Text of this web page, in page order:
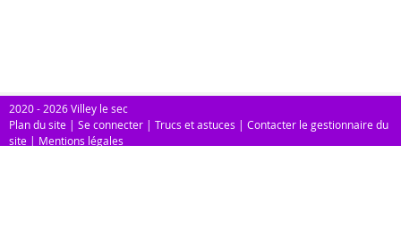
2020 - 2026 Villey le sec
Plan du site | Se connecter | Trucs et astuces | Contacter le gestionnaire du
site | Mentions légales